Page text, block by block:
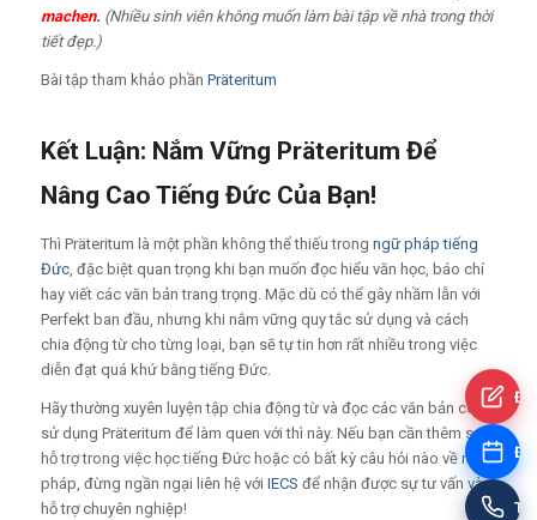
machen. (Nhiều sinh viên không muốn làm bài tập về nhà trong thời
tiết đẹp.)
Bài tập tham khảo phần Präteritum
Kết Luận: Nắm Vững Präteritum Để
Nâng Cao Tiếng Đức Của Bạn!
Thì Präteritum là một phần không thể thiếu trong ngữ pháp tiếng
Đức, đặc biệt quan trọng khi bạn muốn đọc hiểu văn học, báo chí
hay viết các văn bản trang trọng. Mặc dù có thể gây nhầm lẫn với
Perfekt ban đầu, nhưng khi nắm vững quy tắc sử dụng và cách
chia động từ cho từng loại, bạn sẽ tự tin hơn rất nhiều trong việc
diễn đạt quá khứ bằng tiếng Đức.
Hãy thường xuyên luyện tập chia động từ và đọc các văn bản có
sử dụng Präteritum để làm quen với thì này. Nếu bạn cần thêm sự
hỗ trợ trong việc học tiếng Đức hoặc có bất kỳ câu hỏi nào về ngữ
pháp, đừng ngần ngại liên hệ với IECS để nhận được sự tư vấn và
hỗ trợ chuyên nghiệp!
Tư